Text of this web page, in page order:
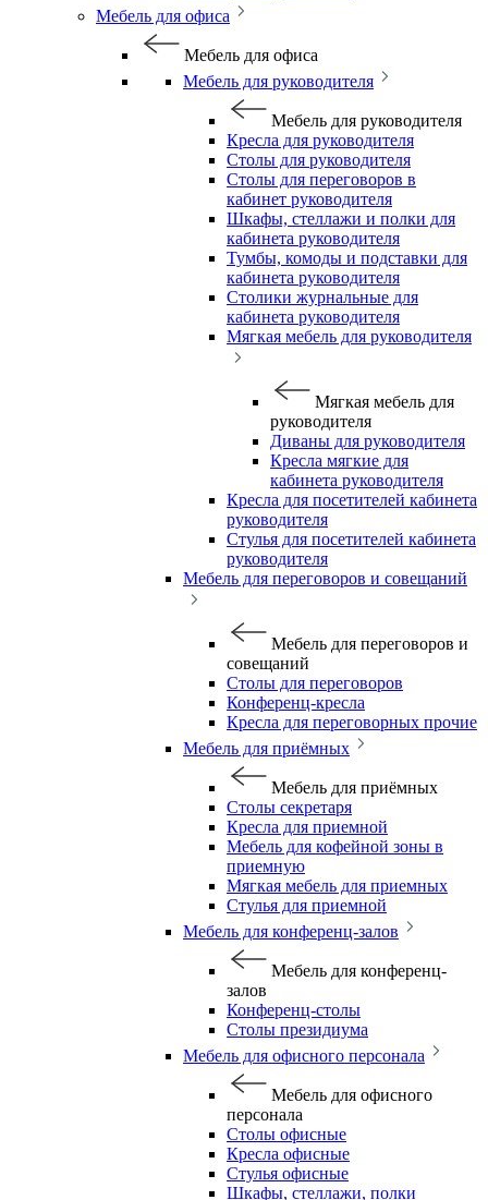
Мебель для офиса
Мебель для офиса
Мебель для руководителя
Мебель для руководителя
Кресла для руководителя
Столы для руководителя
Столы для переговоров в
кабинет руководителя
Шкафы, стеллажи и полки для
кабинета руководителя
Тумбы, комоды и подставки для
кабинета руководителя
Столики журнальные для
кабинета руководителя
Мягкая мебель для руководителя
Мягкая мебель для
руководителя
Диваны для руководителя
Кресла мягкие для
кабинета руководителя
Кресла для посетителей кабинета
руководителя
Стулья для посетителей кабинета
руководителя
Мебель для переговоров и совещаний
Мебель для переговоров и
совещаний
Столы для переговоров
Конференц-кресла
Кресла для переговорных прочие
Мебель для приёмных
Мебель для приёмных
Столы секретаря
Кресла для приемной
Мебель для кофейной зоны в
приемную
Мягкая мебель для приемных
Стулья для приемной
Мебель для конференц-залов
Мебель для конференц-
залов
Конференц-столы
Столы президиума
Мебель для офисного персонала
Мебель для офисного
персонала
Столы офисные
Кресла офисные
Стулья офисные
Шкафы, стеллажи, полки